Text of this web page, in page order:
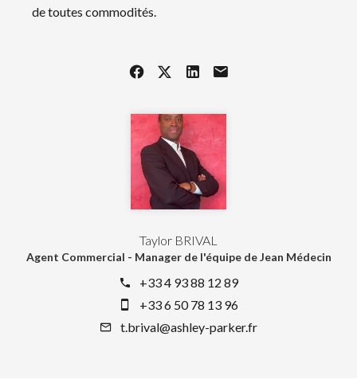
Taylor BRIVAL
Agent Commercial - Manager de l'équipe de Jean Médecin
+33 4 93 88 12 89
+33 6 50 78 13 96
t.brival@ashley-parker.fr
de toutes commodités.